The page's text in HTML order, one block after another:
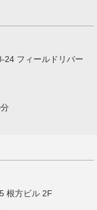
24 フィールドリバー
根方ビル 2F